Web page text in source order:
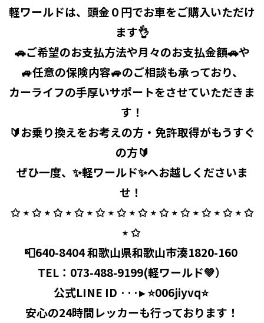
軽ワールドは、頭金０円でお車をご購入いただけ
ます👌
🚗ご希望のお支払方法や月々のお支払金額🚗や
🚙任意の保険内容🚙のご相談も承っており、
カーライフの手厚いサポートをさせていただきま
す！
🔰お乗り換えをお考えの方・免許取得がもうすぐ
の方🔰
ぜひ一度、✨軽ワールド✨へお越しくださいま
せ！ ⁡
✩ ⋆ ✩ ⋆ ✩ ⋆ ✩ ⋆ ✩ ⋆ ✩ ⋆ ✩ ⋆ ✩ ⋆ ✩ ⋆ ✩ ⋆ ✩ ⋆ ✩
⋆ ✩ ⁡
📮640-8404 和歌山県和歌山市湊1820-160 ⁡
TEL： 073-488-9199(軽ワールド💚）
公式LINE ID ···▸ ⭐️006jiyvq⭐️ ⁡
安心の24時間レッカーも行っております！